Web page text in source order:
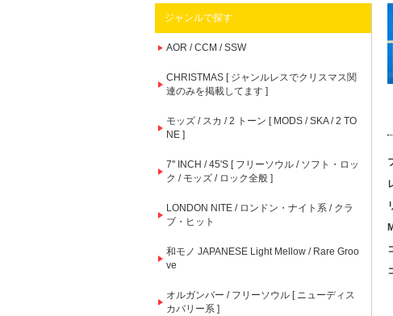
ジャンルで探す
AOR / CCM / SSW
CHRISTMAS [ ジャンルレスでクリスマス関
連のみを掲載してます ]
モッズ / スカ / 2 トーン [ MODS / SKA / 2 TO
NE ]
7'' INCH / 45'S [ フリーソウル / ソフト・ロッ
ク / モッズ / ロック全般 ]
LONDON NITE / ロンドン・ナイト系 / クラ
ブ・ヒット
和モノ JAPANESE Light Mellow / Rare Groo
ve
オルガンバー / フリーソウル [ ニューディス
カバリー系 ]